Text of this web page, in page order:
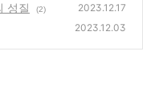
성질 (2) 2023.12.17
2023.12.03